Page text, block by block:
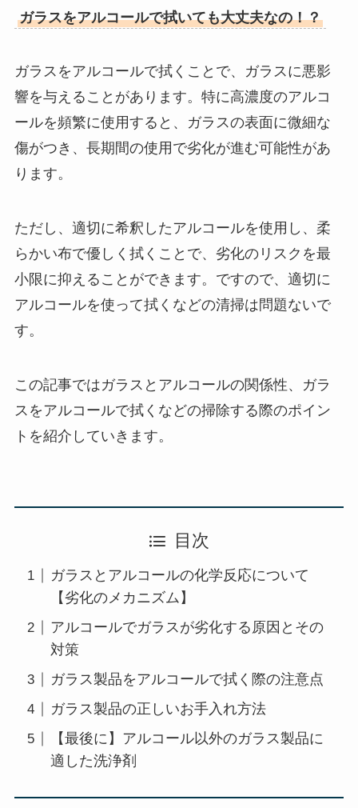
ガラスをアルコールで拭いても大丈夫なの！？
ガラスをアルコールで拭くことで、ガラスに悪影
響を与えることがあります。特に高濃度のアルコ
ールを頻繁に使用すると、ガラスの表面に微細な
傷がつき、長期間の使用で劣化が進む可能性があ
ります。
ただし、適切に希釈したアルコールを使用し、柔
らかい布で優しく拭くことで、劣化のリスクを最
小限に抑えることができます。ですので、適切に
アルコールを使って拭くなどの清掃は問題ないで
す。
この記事ではガラスとアルコールの関係性、ガラ
スをアルコールで拭くなどの掃除する際のポイン
トを紹介していきます。
目次
ガラスとアルコールの化学反応について
【劣化のメカニズム】
アルコールでガラスが劣化する原因とその
対策
ガラス製品をアルコールで拭く際の注意点
ガラス製品の正しいお手入れ方法
【最後に】アルコール以外のガラス製品に
適した洗浄剤